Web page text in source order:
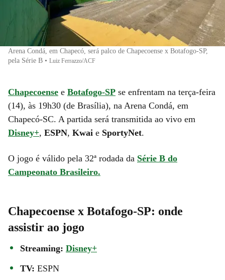
Arena Condá, em Chapecó, será palco de Chapecoense x Botafogo-SP,
pela Série B • Luiz Ferrazzo/ACF
Chapecoense e Botafogo-SP se enfrentam na terça-feira
(14), às 19h30 (de Brasília), na Arena Condá, em
Chapecó-SC. A partida será transmitida ao vivo em
Disney+, ESPN, Kwai e SportyNet.
O jogo é válido pela 32ª rodada da Série B do
Campeonato Brasileiro.
Chapecoense x Botafogo-SP: onde
assistir ao jogo
Streaming: Disney+
TV: ESPN